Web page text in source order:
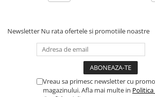
Newsletter Nu rata ofertele si promotiile noastre
Vreau sa primesc newsletter cu
magazinului. Afla mai multe in Politica